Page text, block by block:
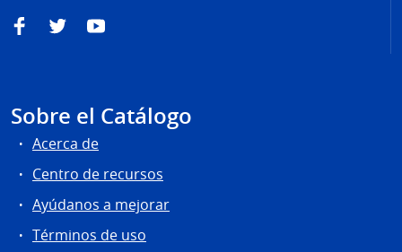
FacebookTwitterYouTube
Sobre el Catálogo
Acerca de
Centro de recursos
Ayúdanos a mejorar
Términos de uso